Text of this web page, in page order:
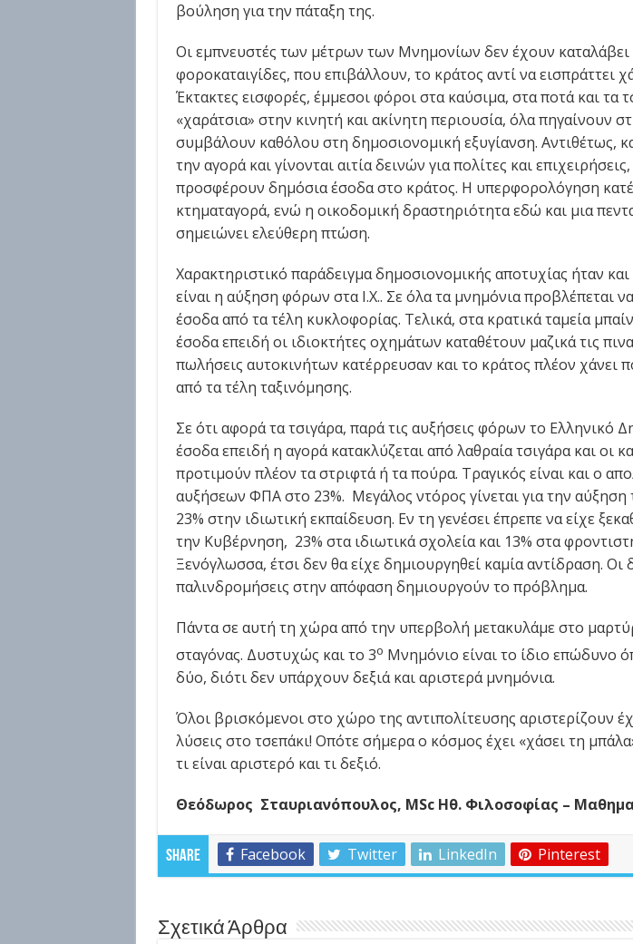
βούληση για την πάταξη της.
Οι εμπνευστές των μέτρων των Μνημονίων δεν έχουν καταλάβει
φοροκαταιγίδες, που επιβάλλουν, το κράτος αντί να εισπράττει
Έκτακτες εισφορές, έμμεσοι φόροι στα καύσιμα, στα ποτά και τα
«χαράτσια» στην κινητή και ακίνητη περιουσία, όλα πηγαίνουν
συμβάλουν καθόλου στη δημοσιονομική εξυγίανση. Αντιθέτως,
την αγορά και γίνονται αιτία δεινών για πολίτες και
προσφέρουν δημόσια έσοδα στο κράτος. Η υπερφορολόγηση
κτηματαγορά, ενώ η οικοδομική δραστηριότητα εδώ και μια
σημειώνει ελεύθερη πτώση.
Χαρακτηριστικό παράδειγμα δημοσιονομικής αποτυχίας ήταν και
είναι η αύξηση φόρων στα Ι.Χ.. Σε όλα τα μνημόνια προβλέπεται
έσοδα από τα τέλη κυκλοφορίας. Τελικά, στα κρατικά ταμεία
έσοδα επειδή οι ιδιοκτήτες οχημάτων καταθέτουν μαζικά τις
πωλήσεις αυτοκινήτων κατέρρευσαν και το κράτος πλέον χάνει
από τα τέλη ταξινόμησης.
Σε ότι αφορά τα τσιγάρα, παρά τις αυξήσεις φόρων το Ελληνικό
έσοδα επειδή η αγορά κατακλύζεται από λαθραία τσιγάρα και οι
προτιμούν πλέον τα στριφτά ή τα πούρα. Τραγικός είναι και ο
αυξήσεων ΦΠΑ στο 23%. Μεγάλος ντόρος γίνεται για την
23% στην ιδιωτική εκπαίδευση. Εν τη γενέσει έπρεπε να είχε
την Κυβέρνηση, 23% στα ιδιωτικά σχολεία και 13% στα
Ξενόγλωσσα, έτσι δεν θα είχε δημιουργηθεί καμία αντίδραση. Οι
παλινδρομήσεις στην απόφαση δημιουργούν το πρόβλημα.
Πάντα σε αυτή τη χώρα από την υπερβολή μετακυλάμε στο
σταγόνας. Δυστυχώς και το 3ο Μνημόνιο είναι το ίδιο επώδυνο
δύο, διότι δεν υπάρχουν δεξιά και αριστερά μνημόνια.
Όλοι βρισκόμενοι στο χώρο της αντιπολίτευσης αριστερίζουν
λύσεις στο τσεπάκι! Οπότε σήμερα ο κόσμος έχει «χάσει τη
τι είναι αριστερό και τι δεξιό.
Θεόδωρος Σταυριανόπουλος, MSc Ηθ. Φιλοσοφίας –
Share Facebook Twitter LinkedIn Pinterest
Σχετικά Άρθρα